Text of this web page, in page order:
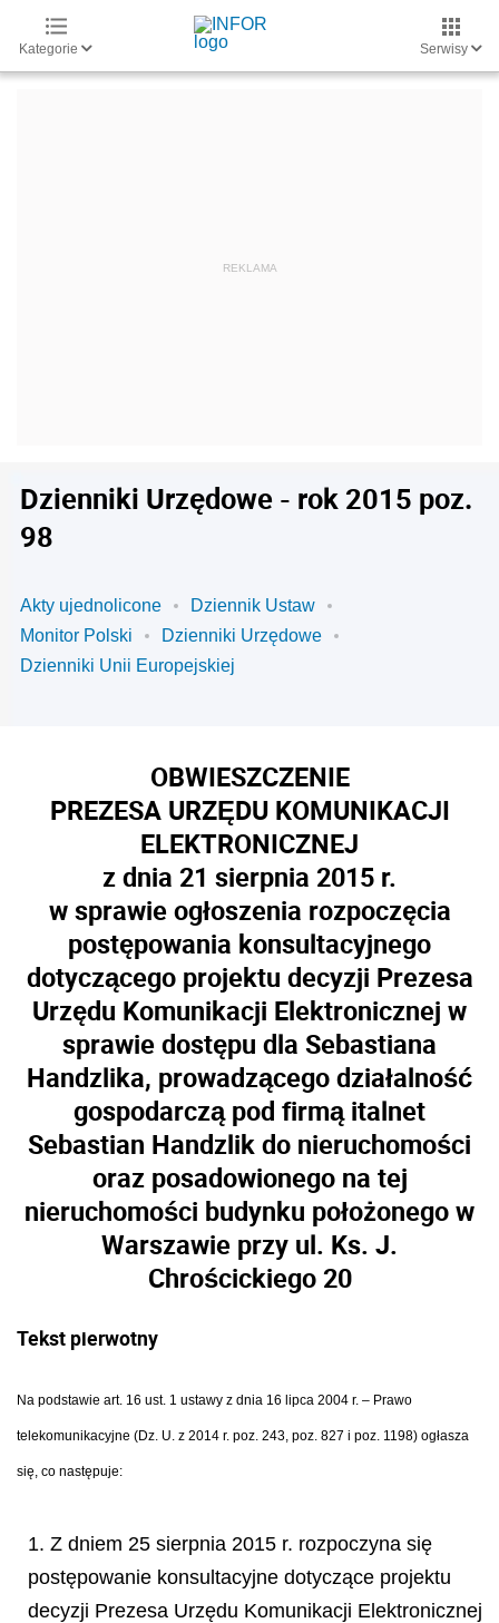
Kategorie Serwisy
Dzienniki Urzędowe - rok 2015 poz.
98
Akty ujednolicone
Dziennik Ustaw
Monitor Polski
Dzienniki Urzędowe
Dzienniki Unii Europejskiej
OBWIESZCZENIE
PREZESA URZĘDU KOMUNIKACJI
ELEKTRONICZNEJ
z dnia 21 sierpnia 2015 r.
w sprawie ogłoszenia rozpoczęcia
postępowania konsultacyjnego
dotyczącego projektu decyzji Prezesa
Urzędu Komunikacji Elektronicznej w
sprawie dostępu dla Sebastiana
Handzlika, prowadzącego działalność
gospodarczą pod firmą italnet
Sebastian Handzlik do nieruchomości
oraz posadowionego na tej
nieruchomości budynku położonego w
Warszawie przy ul. Ks. J.
Chrościckiego 20
Tekst pierwotny
Na podstawie art. 16 ust. 1 ustawy z dnia 16 lipca 2004 r. – Prawo
telekomunikacyjne (Dz. U. z 2014 r. poz. 243, poz. 827 i poz. 1198) ogłasza
się, co następuje:
1. Z dniem 25 sierpnia 2015 r. rozpoczyna się
postępowanie konsultacyjne dotyczące projektu
decyzji Prezesa Urzędu Komunikacji Elektronicznej